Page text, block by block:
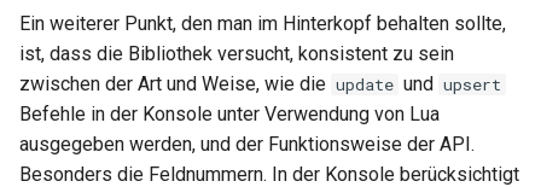
concat
cookie-flag
cookie-limit
upsert
upsert Beispiele
delete
Ein weiterer Punkt, den man im Hinterkopf behalten sollte,
ist, dass die Bibliothek versucht, konsistent zu sein
zwischen der Art und Weise, wie die update und upsert
Befehle in der Konsole unter Verwendung von Lua
ausgegeben werden, und der Funktionsweise der API.
Besonders die Feldnummern. In der Konsole berücksichtigt